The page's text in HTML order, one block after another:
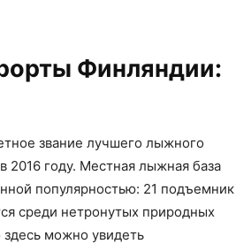
Финляндии:
звание лучшего лыжного
2016 году. Местная лыжная база
популярностью: 21 подъемник
среди нетронутых природных
здесь можно увидеть